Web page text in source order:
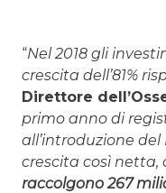
“Nel 2018 gli
crescita dell’81%
Direttore
primo anno di
all’introduzione
crescita così netta,
raccolgono 267